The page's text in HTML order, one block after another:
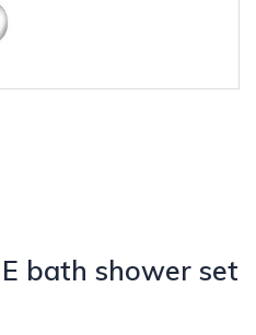
bath shower set